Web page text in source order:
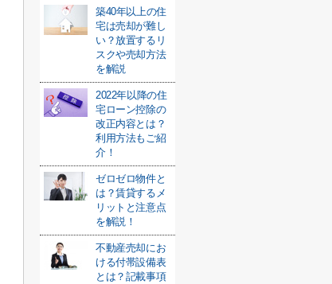
築40年以上の住
宅は売却が難し
い？放置するリ
スクや売却方法
を解説
2022年以降の住
宅ローン控除の
改正内容とは？
利用方法もご紹
介！
ゼロゼロ物件と
は？賃貸するメ
リットと注意点
を解説！
不動産売却にお
ける付帯設備表
とは？記載事項